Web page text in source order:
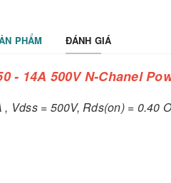
PHẨM ĐÁNH GIÁ
- 14A 500V N-Chanel
, Vdss = 500V, Rds(on) = 0.40